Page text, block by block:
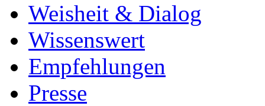
Weisheit & Dialog
Wissenswert
Empfehlungen
Presse